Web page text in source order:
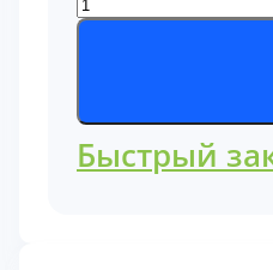
товара
топливный
Т6342
Быстрый